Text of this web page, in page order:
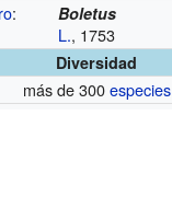
: Boletus
L., 1753
Diversidad
más de 300especies